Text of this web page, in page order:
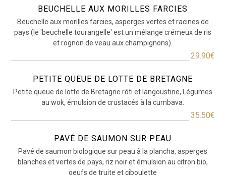
BEUCHELLE AUX MORILLES FARCIES
Beuchelle aux morilles farcies, asperges vertes et racines de
pays (le 'beuchelle tourangelle' est un mélange crémeux de ris
et rognon de veau aux champignons).
29.90€
PETITE QUEUE DE LOTTE DE BRETAGNE
Petite queue de lotte de Bretagne rôti et langoustine, Légumes
au wok, émulsion de crustacés à la cumbava.
35.50€
PAVÉ DE SAUMON SUR PEAU
Pavé de saumon biologique sur peau à la plancha, asperges
blanches et vertes de pays, riz noir et émulsion au citron bio,
oeufs de truite et ciboulette